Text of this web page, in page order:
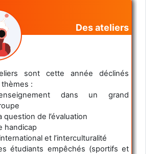
Des ateliers
sont cette année déclinés
:
dans un grand
question de l’évaluation
handicap
et l’interculturalité
étudiants empêchés (sportifs et